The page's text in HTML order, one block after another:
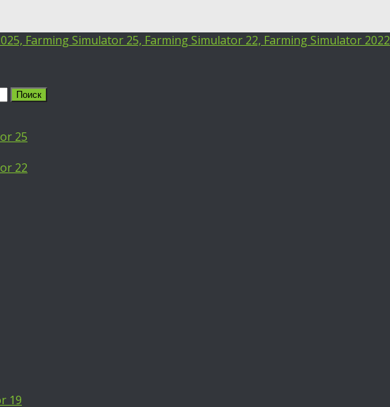
Farming Simulator 25, Farming Simulator 22, Farming Simulator 2022
25
22
19